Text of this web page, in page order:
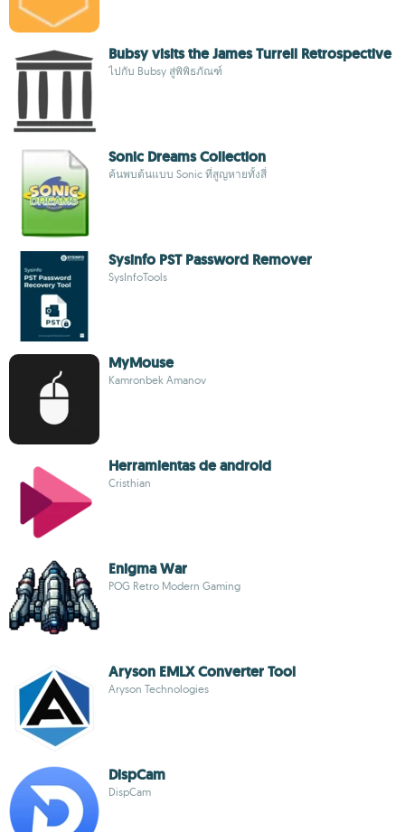
Bubsy visits the James Turrell Retrospective
ไปกับ Bubsy สู่พิพิธภัณฑ์
Sonic Dreams Collection
ค้นพบต้นแบบ Sonic ที่สูญหายทั้งสี่
Sysinfo PST Password Remover
SysInfoTools
MyMouse
Kamronbek Amanov
Herramientas de android
Cristhian
Enigma War
POG Retro Modern Gaming
Aryson EMLX Converter Tool
Aryson Technologies
DispCam
DispCam